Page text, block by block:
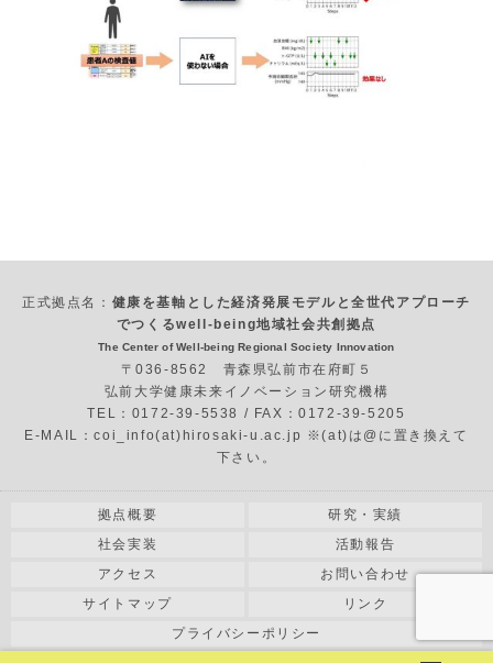
正式拠点名： 健康を基軸とした経済発展モデルと全世代アプローチ
でつくるwell-being地域社会共創拠点
The Center of Well-being Regional Society Innovation
〒036-8562 青森県弘前市在府町５
弘前大学健康未来イノベーション研究機構
TEL：0172-39-5538 / FAX：0172-39-5205
E-MAIL：coi_info(at)hirosaki-u.ac.jp ※(at)は@に置き換えて
下さい。
拠点概要
研究・実績
社会実装
活動報告
アクセス
お問い合わせ
サイトマップ
リンク
プライバシーポリシー